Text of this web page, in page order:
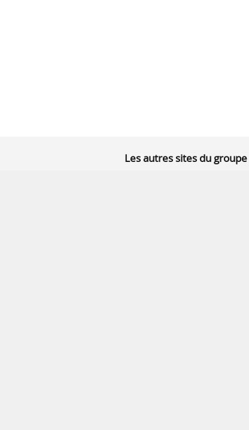
Les autres sites du groupe